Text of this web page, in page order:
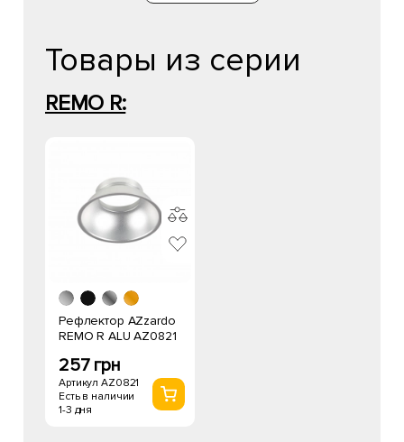
Товары из серии
REMO R:
Рефлектор AZzardo
REMO R ALU AZ0821
257 грн
Артикул AZ0821
Есть в наличии
1-3 дня